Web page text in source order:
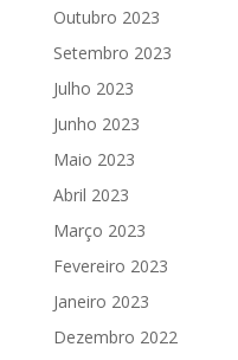
Outubro 2023
Setembro 2023
Julho 2023
Junho 2023
Maio 2023
Abril 2023
Março 2023
Fevereiro 2023
Janeiro 2023
Dezembro 2022